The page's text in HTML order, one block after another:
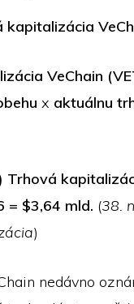
kapitalizácia
VeChain
x aktuálnu
Trhová
= $3,64 mld. (38.
)
nedávno